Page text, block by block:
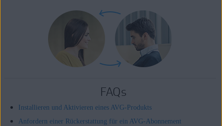
FAQs
Installieren und Aktivieren eines AVG-Produkts
Anfordern einer Rückerstattung für ein AVG-Abonnement